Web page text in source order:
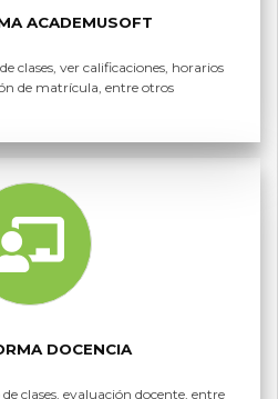
ACADEMUSOFT
clases, ver calificaciones, horarios
de matrícula, entre otros
DOCENCIA
clases, evaluación docente, entre